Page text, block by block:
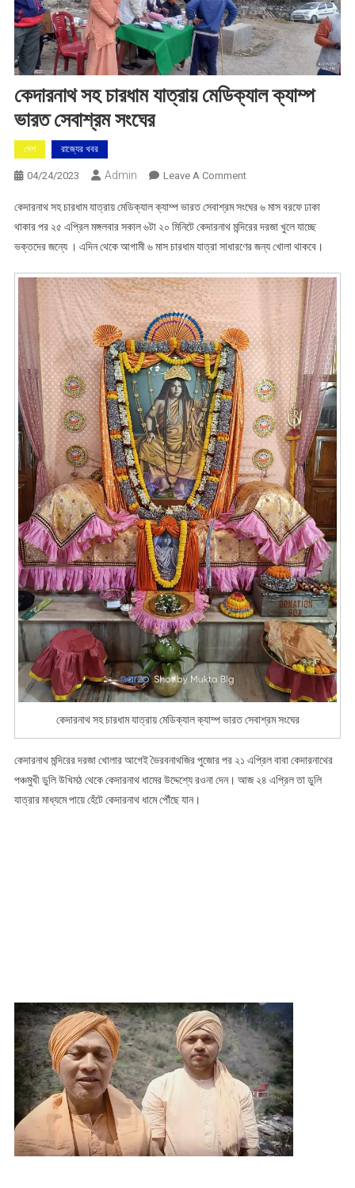
কেদারনাথ সহ চারধাম যাত্রায় মেডিক্যাল ক্যাম্প
ভারত সেবাশ্রম সংঘের
দেশ রাজ্যের খবর
04/24/2023 Admin Leave A CommentOn
সহ
চারধাম
যাত্রায়
ক্যাম্প
সেবাশ্রম
সংঘের
কেদারনাথ সহ চারধাম যাত্রায় মেডিক্যাল ক্যাম্প ভারত সেবাশ্রম সংঘের ৬ মাস বরফে ঢাকা
থাকার পর ২৫ এপ্রিল মঙ্গলবার সকাল ৬টা ২০ মিনিটে কেদারনাথ মন্দিরের দরজা খুলে যাচ্ছে
ভক্তদের জন্যে । এদিন থেকে আগামী ৬ মাস চারধাম যাত্রা সাধারণের জন্য খোলা থাকবে।
কেদারনাথ সহ চারধাম যাত্রায় মেডিক্যাল ক্যাম্প ভারত সেবাশ্রম সংঘের
কেদারনাথ মন্দিরের দরজা খোলার আগেই ভৈরবনাথজির পুজোর পর ২১ এপ্রিল বাবা কেদারনাথের
পঞ্চমুখী ডুলি উখিমঠ থেকে কেদারনাথ ধামের উদ্দেশ্যে রওনা দেন। আজ ২৪ এপ্রিল তা ডুলি
যাত্রার মাধ্যমে পায়ে হেঁটে কেদারনাথ ধামে পৌঁছে যান।